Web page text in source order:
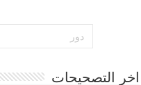
اخر التصحيحات